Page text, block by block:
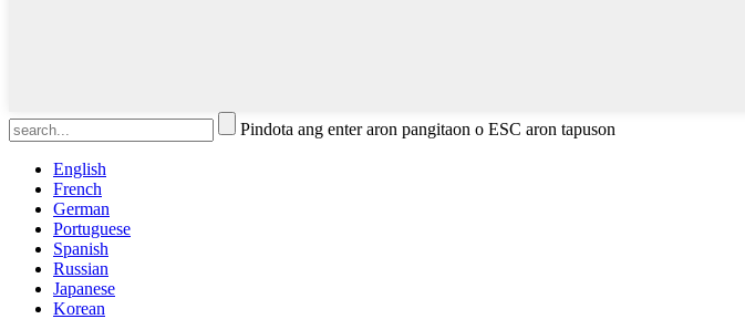
Pindota ang enter aron pangitaon o ESC aron tapuson
English
French
German
Portuguese
Spanish
Russian
Japanese
Korean